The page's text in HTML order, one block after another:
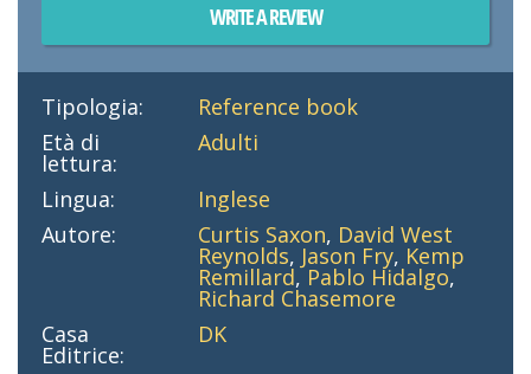
WRITE A REVIEW
Tipologia:
Reference book
Età di
lettura:
Adulti
Lingua:
Inglese
Autore:
Curtis Saxon, David West
Reynolds, Jason Fry, Kemp
Remillard,Pablo Hidalgo,
Richard Chasemore
Casa
Editrice:
DK